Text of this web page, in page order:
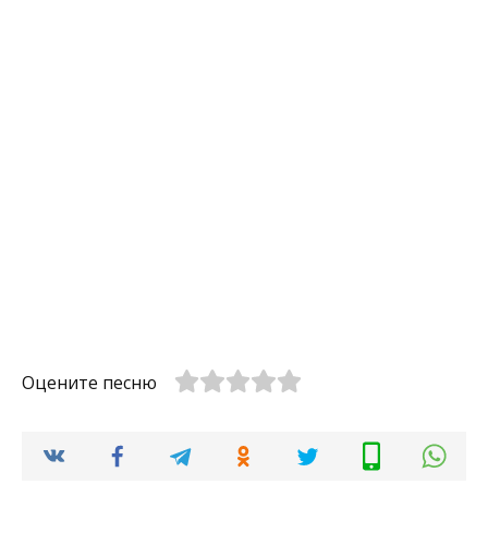
Оцените песню